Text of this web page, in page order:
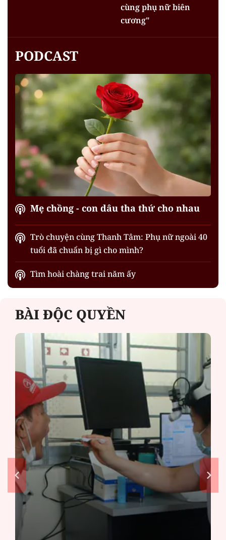
cùng phụ nữ biên
cương"
PODCAST
Mẹ chồng - con dâu tha thứ cho nhau
Trò chuyện cùng Thanh Tâm: Phụ nữ ngoài 40
tuổi đã chuẩn bị gì cho mình?
Tìm hoài chàng trai năm ấy
BÀI ĐỘC QUYỀN